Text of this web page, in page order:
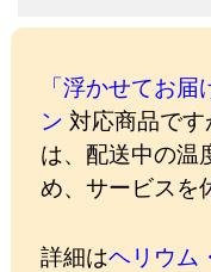
「浮かせてお
ン 対応商品で
は、配送中の温
め、サービスを
詳細はヘリウム